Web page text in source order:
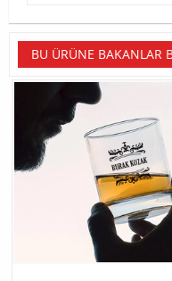
BU ÜRÜNE BAKANLAR